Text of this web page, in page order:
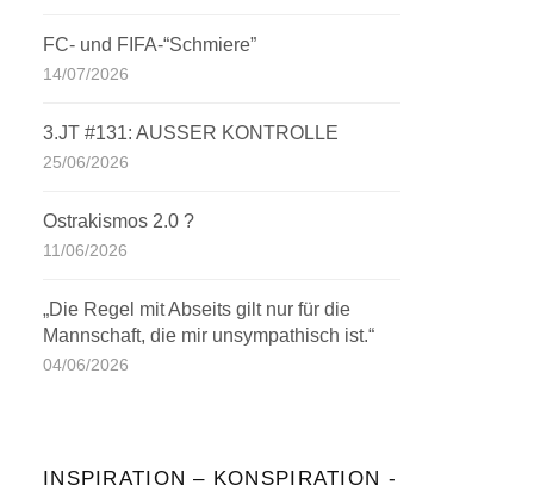
FC- und FIFA-“Schmiere”
14/07/2026
3.JT #131: AUSSER KONTROLLE
25/06/2026
Ostrakismos 2.0 ?
11/06/2026
„Die Regel mit Abseits gilt nur für die
Mannschaft, die mir unsympathisch ist.“
04/06/2026
INSPIRATION – KONSPIRATION -